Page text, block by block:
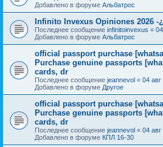
Добавлено в форуме Альбатрос
Infinito Invexus Opiniones 2026 -
Последнее сообщение infinitoinvexus «
Добавлено в форуме Альбатрос
official passport purchase
Purchase genuine passports
cards, dr
Последнее сообщение jeannevol « 04
Добавлено в форуме Другое
official passport purchase
Purchase genuine passports
cards, dr
Последнее сообщение jeannevol « 04 авг
Добавлено в форуме КПЛ 16-30